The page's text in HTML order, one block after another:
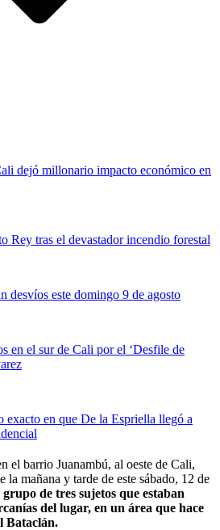
dejó millonario impacto económico en
Rey tras el devastador incendio forestal
desvíos este domingo 9 de agosto
en el sur de Cali por el ‘Desfile de
exacto en que De la Espriella llegó a
el barrio Juanambú, al oeste de Cali,
la mañana y tarde de este sábado, 12 de
de tres sujetos que estaban
del lugar, en un área que hace
Bataclán.